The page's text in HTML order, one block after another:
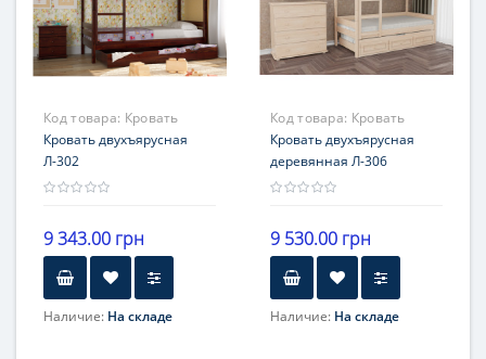
Код товара: Кровать
Л-302
Кровать двухъярусная
Л-302
9 343.00 грн
Наличие: На складе
Код товара: Кровать
двухъярусная
деревянная Л-306
Кровать двухъярусная
деревянная Л-306
9 530.00 грн
Наличие: На складе